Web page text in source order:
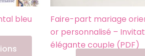
bleu
Faire-part mariage
or personnalisé –
élégante couple (PDF)